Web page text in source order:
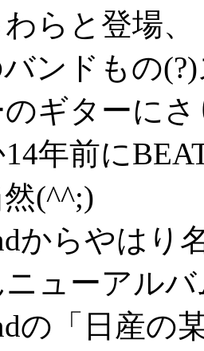
らと登場、
ンドもの
のギターに
年前に
(^^;)
からやはり
ニューアル
の「日産の